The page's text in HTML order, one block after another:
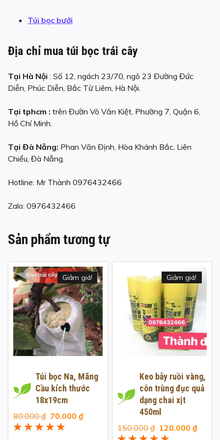
Túi bọc bưởi
Địa chỉ mua túi bọc trái cây
Tại Hà Nội : Số 12, ngách 23/70, ngõ 23 Đường Đức
Diễn, Phúc Diễn, Bắc Từ Liêm, Hà Nội.
Tại tphcm : trên Đườn Võ Văn Kiệt, Phường 7, Quận 6,
Hồ Chí Minh.
Tại Đà Nẵng: Phan Văn Định, Hòa Khánh Bắc, Liên
Chiểu, Đà Nẵng.
Hotline: Mr Thành 0976432466
Zalo: 0976432466
Sản phẩm tương tự
Giảm giá!
Túi bọc Na, Mãng
Cầu kích thước
18x19cm
80.000₫ Giá
gốc
70.000 ₫Giá
Giảm giá!
Keo bẫy ruồi vàng,
côn trùng đục quả
dạng chai xịt
450ml
150.000₫ Giá
120.000₫Giá